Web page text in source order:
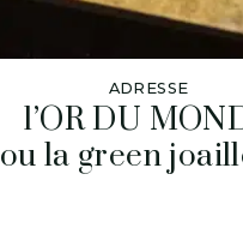
ADRESSE
l’OR DU
ou la green